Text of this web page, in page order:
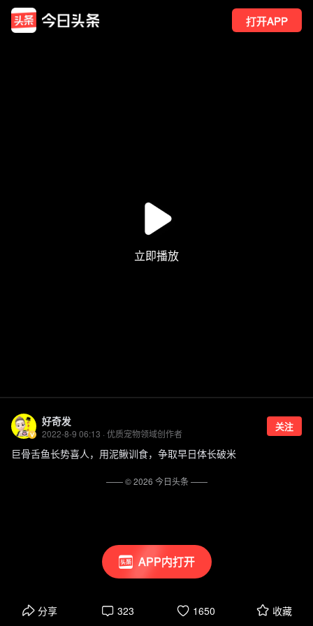
打开APP
APP内打开
好奇发
2022-8-9 06:13 · 优质宠物领域创作者
关注
巨骨舌鱼长势喜人，用泥鳅训食，争取早日体长破米
分享 323 1650 收藏
—— ©2026 今日头条——